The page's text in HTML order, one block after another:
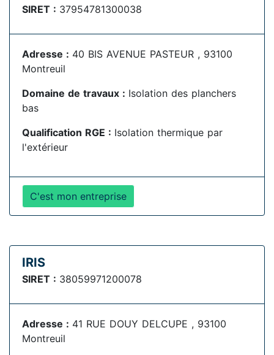
SIRET : 37954781300038
Adresse : 40 BIS AVENUE PASTEUR , 93100
Montreuil
Domaine de travaux : Isolation des planchers
bas
Qualification RGE : Isolation thermique par
l'extérieur
C'est mon entreprise
IRIS
SIRET : 38059971200078
Adresse : 41 RUE DOUY DELCUPE , 93100
Montreuil